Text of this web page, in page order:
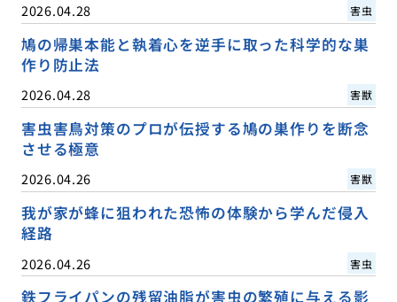
2026.04.28 害虫
鳩の帰巣本能と執着心を逆手に取った科学的な巣
作り防止法
2026.04.28 害獣
害虫害鳥対策のプロが伝授する鳩の巣作りを断念
させる極意
2026.04.26 害獣
我が家が蜂に狙われた恐怖の体験から学んだ侵入
経路
2026.04.26 害虫
鉄フライパンの残留油脂が害虫の繁殖に与える影